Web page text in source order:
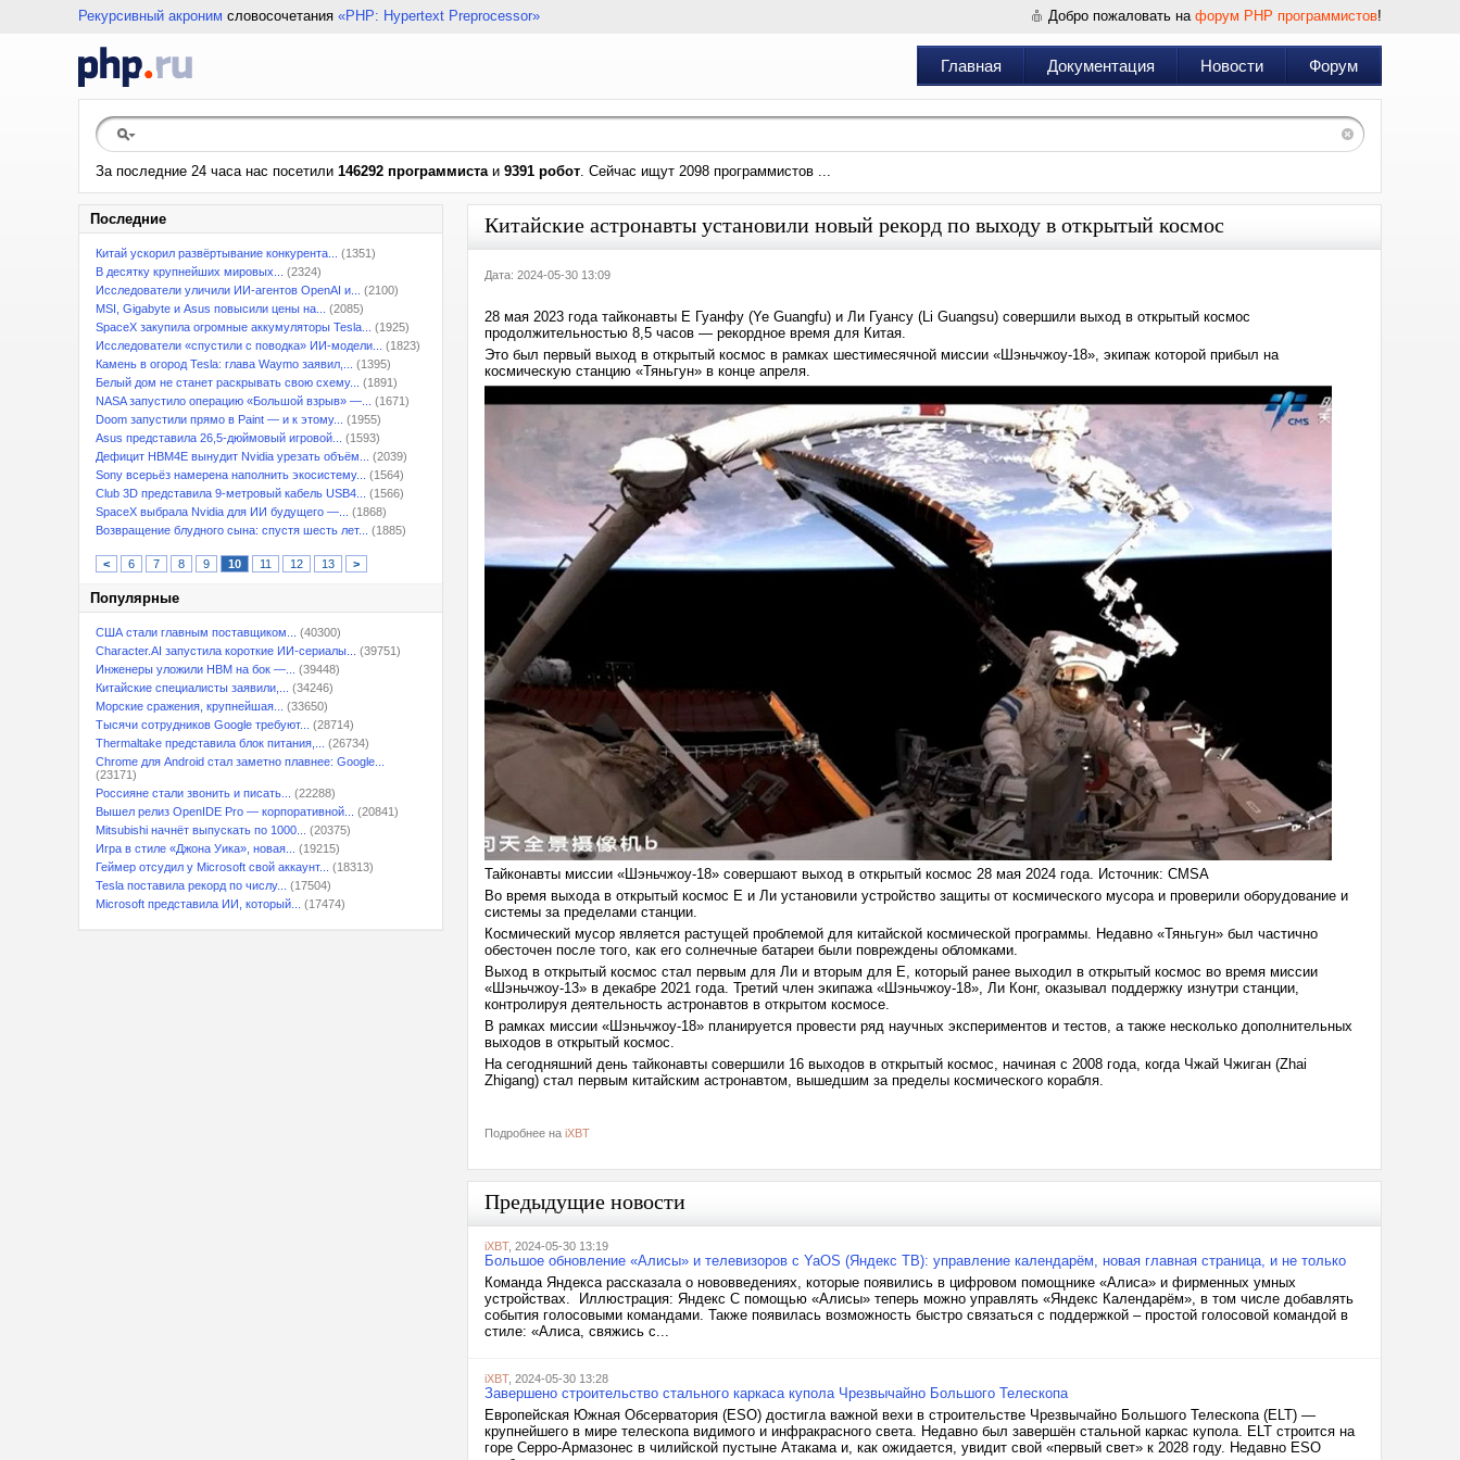
Рекурсивный акроним словосочетания «PHP: Hypertext Preprocessor» Добро пожаловать на форум PHP программистов!
Главная Документация Новости Форум
За последние 24 часа нас посетили 146292 программистаи 9391 робот. Сейчас ищут 2098 программистов ...
Последние
Китай ускорил развёртывание конкурента...
(1351)
В десятку крупнейших мировых...
(2324)
Исследователи уличили ИИ-агентов OpenAI и...
(2100)
MSI, Gigabyte и Asus повысили цены на...
(2085)
SpaceX закупила огромные аккумуляторы Tesla...
(1925)
Исследователи «спустили с поводка» ИИ-модели...
(1823)
Камень в огород Tesla: глава Waymo заявил,...
(1395)
Белый дом не станет раскрывать свою схему...
(1891)
NASA запустило операцию «Большой взрыв» —...
(1671)
Doom запустили прямо в Paint — и к этому...
(1955)
Asus представила 26,5-дюймовый игровой...
(1593)
Дефицит HBM4E вынудит Nvidia урезать объём...
(2039)
Sony всерьёз намерена наполнить экосистему...
(1564)
Club 3D представила 9-метровый кабель USB4...
(1566)
SpaceX выбрала Nvidia для ИИ будущего —...
(1868)
Возвращение блудного сына: спустя шесть лет...
(1885)
< 6 7 8 9 10 11 12 13 >
Популярные
США стали главным поставщиком...
(40300)
Character.AI запустила короткие ИИ-сериалы...
(39751)
Инженеры уложили HBM на бок —...
(39448)
Китайские специалисты заявили,...
(34246)
Морские сражения, крупнейшая...
(33650)
Тысячи сотрудников Google требуют...
(28714)
Thermaltake представила блок питания,...
(26734)
Chrome для Android стал заметно плавнее: Google...
(23171)
Россияне стали звонить и писать...
(22288)
Вышел релиз OpenIDE Pro — корпоративной...
(20841)
Mitsubishi начнёт выпускать по 1000...
(20375)
Игра в стиле «Джона Уика», новая...
(19215)
Геймер отсудил у Microsoft свой аккаунт...
(18313)
Tesla поставила рекорд по числу...
(17504)
Microsoft представила ИИ, который...
(17474)
Китайские астронавты установили новый рекорд по выходу в открытый космос
Дата: 2024-05-30 13:09
28 мая 2023 года тайконавты Е Гуанфу (Ye Guangfu) и Ли Гуансу (Li Guangsu) совершили выход в открытый космос
продолжительностью 8,5 часов — рекордное время для Китая.
Это был первый выход в открытый космос в рамках шестимесячной миссии «Шэньчжоу-18», экипаж которой прибыл на
космическую станцию «Тяньгун» в конце апреля.
Тайконавты миссии «Шэньчжоу-18» совершают выход в открытый космос 28 мая 2024 года. Источник: CMSA
Во время выхода в открытый космос Е и Ли установили устройство защиты от космического мусора и проверили оборудование и
системы за пределами станции.
Космический мусор является растущей проблемой для китайской космической программы. Недавно «Тяньгун» был частично
обесточен после того, как его солнечные батареи были повреждены обломками.
Выход в открытый космос стал первым для Ли и вторым для Е, который ранее выходил в открытый космос во время миссии
«Шэньчжоу-13» в декабре 2021 года. Третий член экипажа «Шэньчжоу-18», Ли Конг, оказывал поддержку изнутри станции,
контролируя деятельность астронавтов в открытом космосе.
В рамках миссии «Шэньчжоу-18» планируется провести ряд научных экспериментов и тестов, а также несколько дополнительных
выходов в открытый космос.
На сегодняшний день тайконавты совершили 16 выходов в открытый космос, начиная с 2008 года, когда Чжай Чжиган (Zhai
Zhigang) стал первым китайским астронавтом, вышедшим за пределы космического корабля.
Подробнее на iXBT
Предыдущие новости
iXBT, 2024-05-30 13:19
Большое обновление «Алисы» и телевизоров с YaOS (Яндекс ТВ): управление календарём, новая главная страница, и не только
Команда Яндекса рассказала о нововведениях, которые появились в цифровом помощнике «Алиса» и фирменных умных
устройствах. Иллюстрация: Яндекс С помощью «Алисы» теперь можно управлять «Яндекс Календарём», в том числе добавлять
события голосовыми командами. Также появилась возможность быстро связаться с поддержкой – простой голосовой командой в
стиле: «Алиса, свяжись с...
iXBT, 2024-05-30 13:28
Завершено строительство стального каркаса купола Чрезвычайно Большого Телескопа
Европейская Южная Обсерватория (ESO) достигла важной вехи в строительстве Чрезвычайно Большого Телескопа (ELT) —
крупнейшего в мире телескопа видимого и инфракрасного света. Недавно был завершён стальной каркас купола. ELT строится на
горе Серро-Армазонес в чилийской пустыне Атакама и, как ожидается, увидит свой «первый свет» к 2028 году. Недавно ESO